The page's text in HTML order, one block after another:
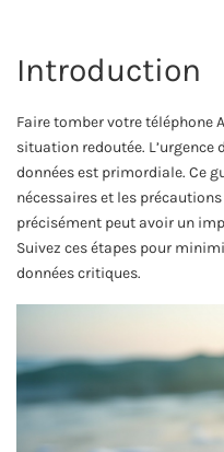
Introduction
Faire tomber votre téléphone
situation redoutée. L’urgence
données est primordiale. Ce
nécessaires et les
précisément peut avoir un
Suivez ces étapes pour
données critiques.